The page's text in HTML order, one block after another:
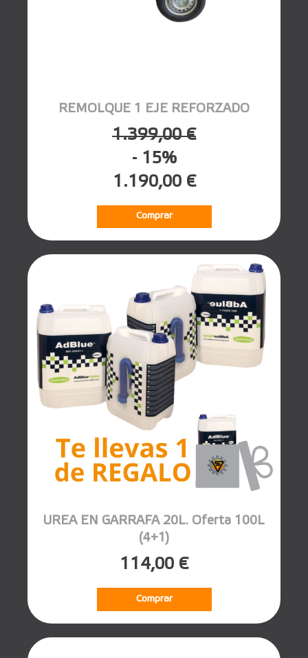
REMOLQUE 1 EJE REFORZADO
1.399,00 €
- 15%
1.190,00 €
Comprar
UREA EN GARRAFA 20L. Oferta 100L
(4+1)
114,00 €
Comprar